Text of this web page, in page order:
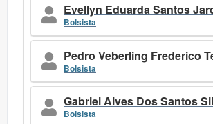
Evellyn Eduarda Santos
Bolsista
Pedro Veberling Frederico
Bolsista
Gabriel Alves Dos Santos
Bolsista